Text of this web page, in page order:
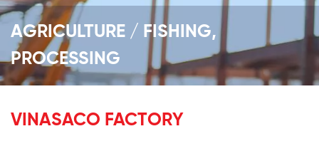
AGRICULTURE / FISHING,
PROCESSING
VINASACO FACTORY